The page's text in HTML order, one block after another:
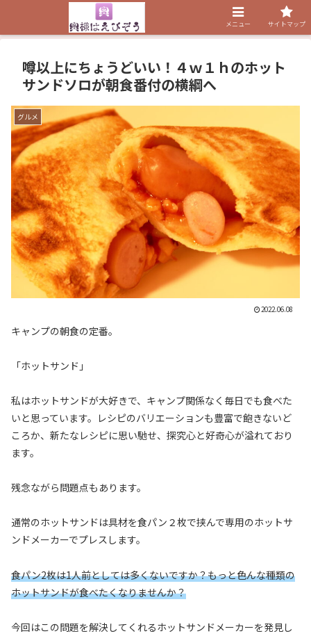
噂以上にちょうどいい！４ｗ１ｈのホット
サンドソロが朝食番付の横綱へ
グルメ
2022.06.08
キャンプの朝食の定番。
「ホットサンド」
私はホットサンドが大好きで、キャンプ関係なく毎日でも食べた
いと思っています。レシピのバリエーションも豊富で飽きないど
ころか、新たなレシピに思い馳せ、探究心と好奇心が溢れており
ます。
残念ながら問題点もあります。
通常のホットサンドは具材を食パン２枚で挟んで専用のホットサ
ンドメーカーでプレスします。
食パン2枚は1人前としては多くないですか？もっと色んな種類の
ホットサンドが食べたくなりませんか？
今回はこの問題を解決してくれるホットサンドメーカーを発見し
メニュー サイトマップ